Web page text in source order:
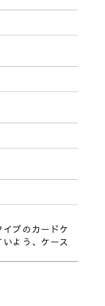
プのカードケ
よう、ケース